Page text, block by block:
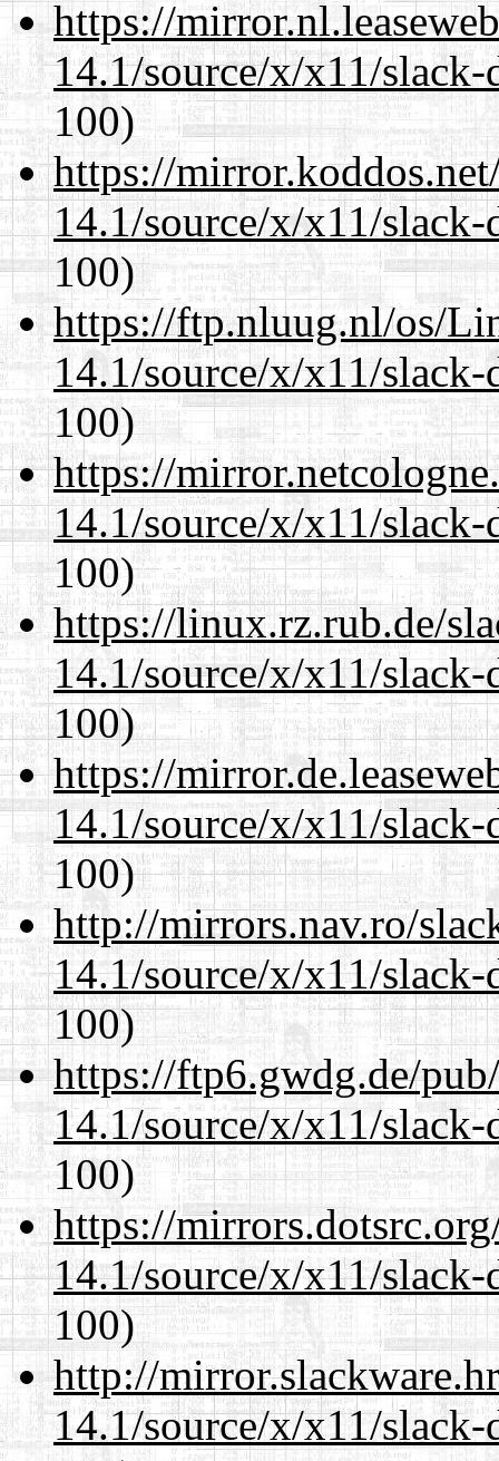
https://
14.1/source/x/x11/
100)
https://
14.1/source/x/x11/
100)
https://ftp.nluug.nl/os/
14.1/source/x/x11/
100)
https://
14.1/source/x/x11/
100)
https://linux.rz.rub.de/
14.1/source/x/x11/
100)
https://
14.1/source/x/x11/
100)
http://mirrors.nav.ro/
14.1/source/x/x11/
100)
https://ftp6.gwdg.de/
14.1/source/x/x11/
100)
https://
14.1/source/x/x11/
100)
http://
14.1/source/x/x11/